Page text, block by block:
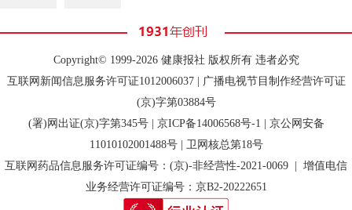
Copyright© 1999-2026 健康报社 版权所有 违者必究
互联网新闻信息服务许可证1012006037 | 广播电视节目制作经营许可证
(京)字第03884号
(署)网出证(京)字第345号 | 京ICP备14006568号-1 | 京公网安备
11010102001488号 | 卫网核总第18号
互联网药品信息服务许可证编号：(京)-非经营性-2021-0069 | 增值电信
业务经营许可证编号：京B2-20222651